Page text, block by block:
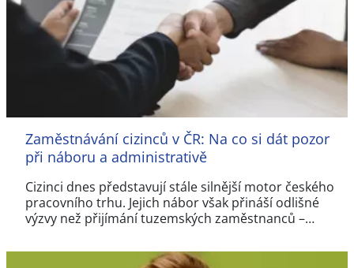
Zaměstnávání cizinců v ČR: Na co si dát pozor
při náboru a administrativě
Cizinci dnes představují stále silnější motor českého
pracovního trhu. Jejich nábor však přináší odlišné
výzvy než přijímání tuzemských zaměstnanců –…